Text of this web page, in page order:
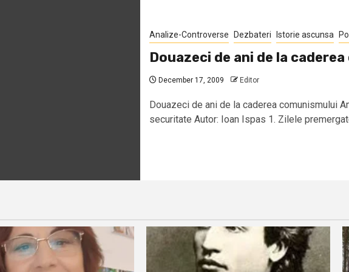
Analize-Controverse Dezbateri Istorie ascunsa
Douazeci de ani de la
December 17, 2009 Editor
Douazeci de ani de la caderea comunismului
securitate Autor: Ioan Ispas 1. Zilele